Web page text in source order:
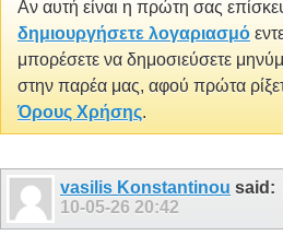
Αν αυτή είναι η πρώτη σας
δημιουργήσετε λογαριασμό
μπορέσετε να δημοσιεύσετε
στην παρέα μας, αφού πρώτα
Όρους Χρήσης.
vasilis Konstantinou said:
10-05-26 20:42